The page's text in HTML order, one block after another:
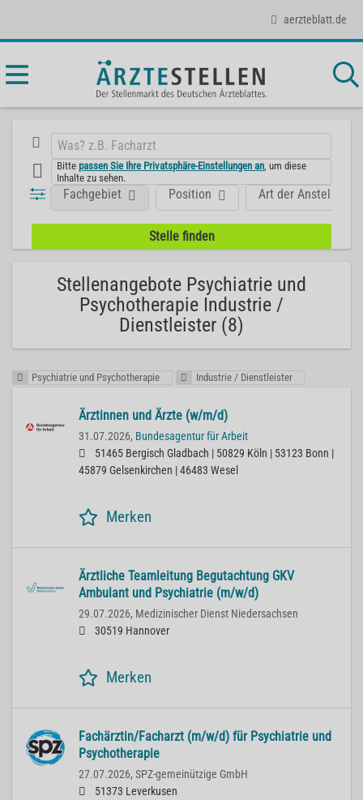
aerzteblatt.de
Bittepassen Sie Ihre Privatsphäre-Einstellungen an , um diese
Inhalte zu sehen.
Position
Fachgebiet Art der Anstellung
Stellenangebote Psychiatrie und
Psychotherapie Industrie /
Dienstleister (8)
Psychiatrie und Psychotherapie Industrie / Dienstleister
Ärztinnen und Ärzte (w/m/d)
31.07.2026, Bundesagentur für Arbeit
51465 Bergisch Gladbach | 50829 Köln | 53123 Bonn |
45879 Gelsenkirchen | 46483 Wesel
Merken
Ärztliche Teamleitung Begutachtung GKV
Ambulant und Psychiatrie (m/w/d)
29.07.2026, Medizinischer Dienst Niedersachsen
30519 Hannover
Merken
Fachärztin/Facharzt (m/w/d) für Psychiatrie und
Psychotherapie
27.07.2026, SPZ-gemeinützige GmbH
51373 Leverkusen